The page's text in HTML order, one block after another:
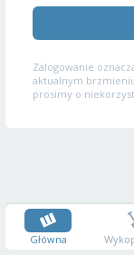
Zalogowanie
aktualnym
prosimy o
Główna